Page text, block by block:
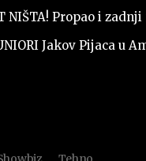
NIŠTA! Propao i
Jakov Pijaca u